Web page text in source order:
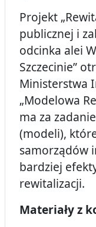
Projekt
publicznej i
odcinka alei
Szczecinie”
Ministerstwa
„Modelowa
ma za
(modeli),
samorządów
bardziej
rewitalizacji.
Materiały z